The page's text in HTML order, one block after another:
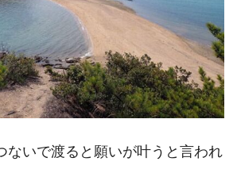
ないで渡ると願いが叶うと言われ